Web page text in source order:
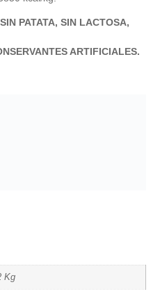
PATATA, SIN LACTOSA,
ARTIFICIALES.
Kg